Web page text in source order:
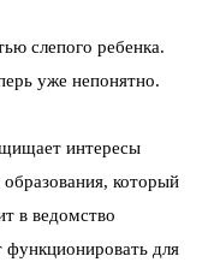
слепого ребенка.
уже непонятно.
интересы
который
в ведомство
функционировать для